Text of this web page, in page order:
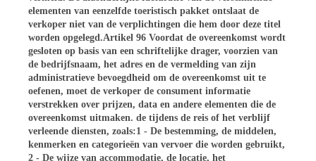
elementen van eenzelfde toeristisch pakket ontslaat de
verkoper niet van de verplichtingen die hem door deze titel
worden opgelegd.Artikel 96 Voordat de overeenkomst wordt
gesloten op basis van een schriftelijke drager, voorzien van
de bedrijfsnaam, het adres en de vermelding van zijn
administratieve bevoegdheid om de overeenkomst uit te
oefenen, moet de verkoper de consument informatie
verstrekken over prijzen, data en andere elementen die de
overeenkomst uitmaken. de tijdens de reis of het verblijf
verleende diensten, zoals:1 - De bestemming, de middelen,
kenmerken en categorieën van vervoer die worden gebruikt,
2 - De wijze van accommodatie, de locatie, het